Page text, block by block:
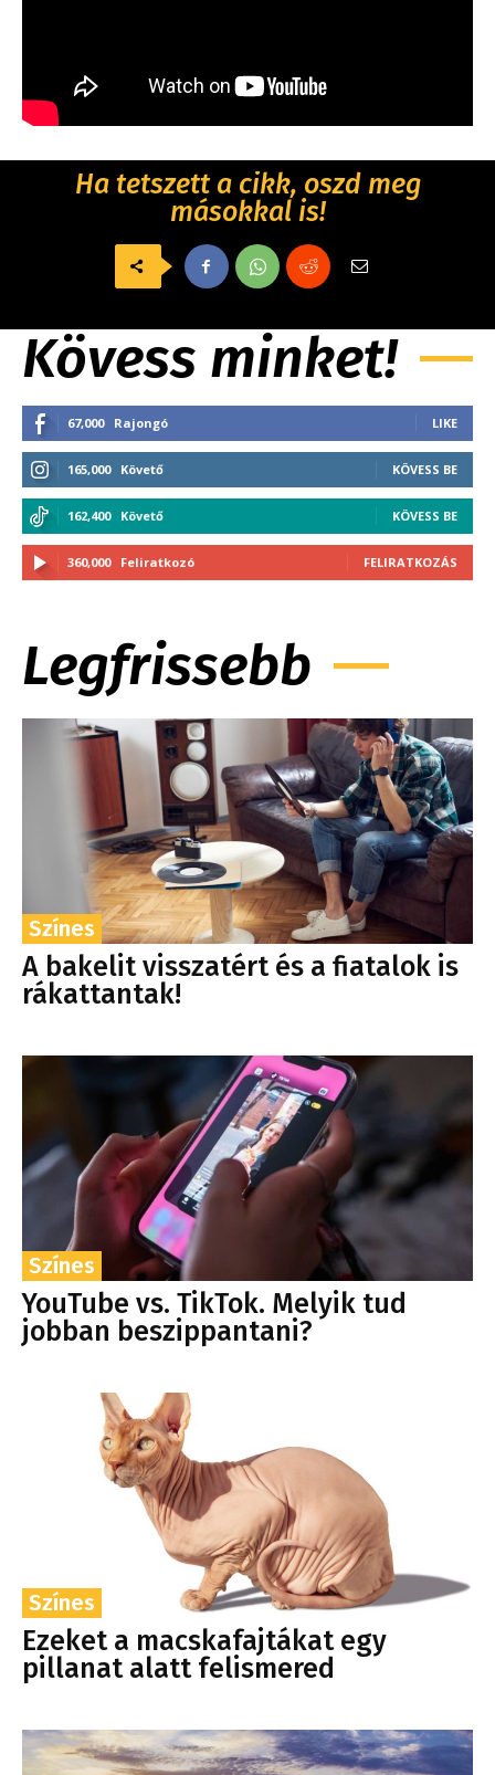
Ha tetszett a cikk, oszd meg
másokkal is!
Kövess minket!
67,000 Rajongó LIKE
165,000 Követő KÖVESS BE
162,400 Követő KÖVESS BE
360,000 Feliratkozó FELIRATKOZÁS
Legfrissebb
Színes
A bakelit visszatért és a fiatalok is
rákattantak!
Színes
YouTube vs. TikTok. Melyik tud
jobban beszippantani?
Színes
Ezeket a macskafajtákat egy
pillanat alatt felismered